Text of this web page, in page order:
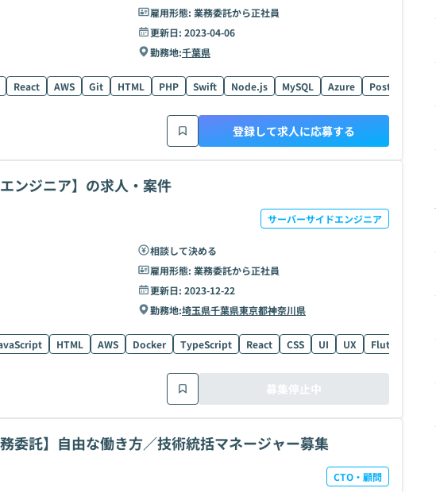
雇用形態: 業務委託から正社員
更新日: 2023-04-06
勤務地:千葉県
React AWS Git HTML PHP Swift Node.js MySQL Azure PostgreSQL
登録して求人に応募する
ンジニア】の求人・案件
サーバーサイドエンジニア
相談して決める
雇用形態: 業務委託から正社員
更新日: 2023-12-22
勤務地:埼玉県千葉県東京都神奈川県
HTML AWS Docker TypeScript React CSS UI UX Flutter
募集停止中
務委託】自由な働き方／技術統括マネージャー募集
CTO・顧問